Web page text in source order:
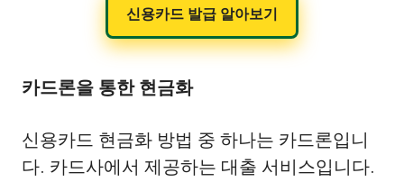
신용카드 발급 알아보기
카드론을 통한 현금화
신용카드 현금화 방법 중 하나는 카드론입니
다. 카드사에서 제공하는 대출 서비스입니다.